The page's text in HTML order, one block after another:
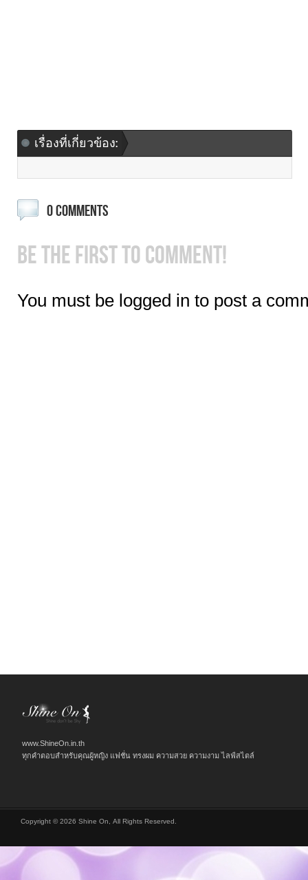
เรื่องที่เกี่ยวข้อง:
0 COMMENTS
BE THE FIRST TO COMMENT!
You must be logged in to post a
www.ShineOn.in.th
ทุกคำตอบสำหรับคุณผู้หญิง แฟชั่น ทรงผม ความสวย ความงาม ไลฟ์สไตล์
Copyright © 2026 Shine On, All Rights Reserved.